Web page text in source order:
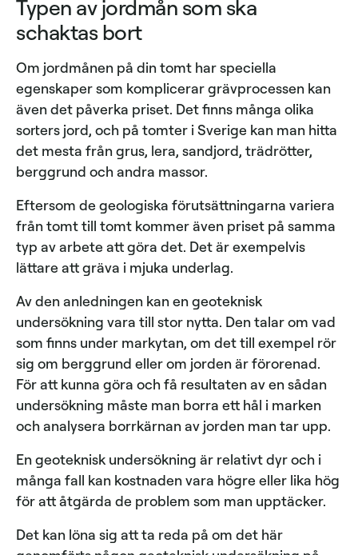
Typen av jordmån som ska
schaktas bort
Om jordmånen på din tomt har speciella
egenskaper som komplicerar grävprocessen kan
även det påverka priset. Det finns många olika
sorters jord, och på tomter i Sverige kan man hitta
det mesta från grus, lera, sandjord, trädrötter,
berggrund och andra massor.
Eftersom de geologiska förutsättningarna variera
från tomt till tomt kommer även priset på samma
typ av arbete att göra det. Det är exempelvis
lättare att gräva i mjuka underlag.
Av den anledningen kan en geoteknisk
undersökning vara till stor nytta. Den talar om vad
som finns under markytan, om det till exempel rör
sig om berggrund eller om jorden är förorenad.
För att kunna göra och få resultaten av en sådan
undersökning måste man borra ett hål i marken
och analysera borrkärnan av jorden man tar upp.
En geoteknisk undersökning är relativt dyr och i
många fall kan kostnaden vara högre eller lika hög
för att åtgärda de problem som man upptäcker.
Det kan löna sig att ta reda på om det här